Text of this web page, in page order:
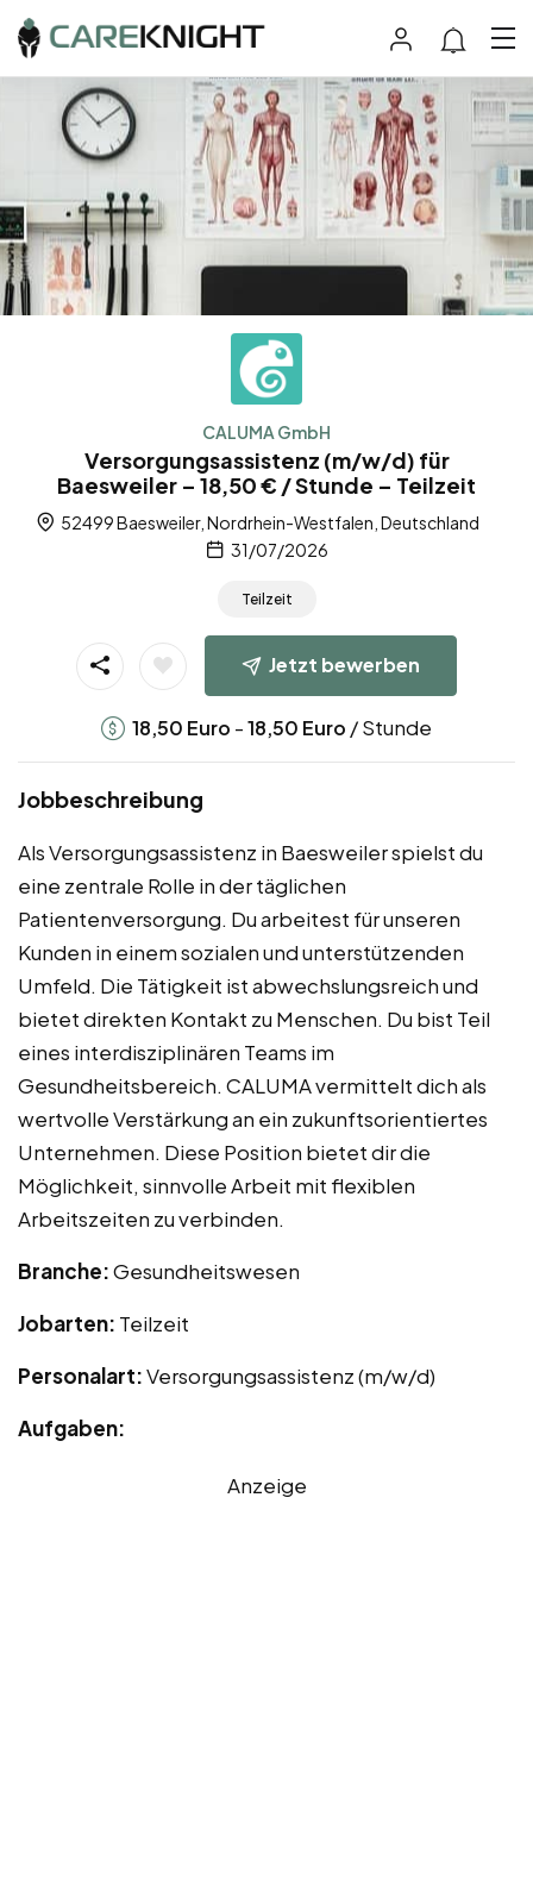
CALUMA GmbH
Versorgungsassistenz (m/w/d) für
Baesweiler – 18,50 € / Stunde – Teilzeit
52499 Baesweiler, Nordrhein-Westfalen, Deutschland
31/07/2026
Teilzeit
Jetzt bewerben
18,50 Euro -18,50 Euro / Stunde
Jobbeschreibung
Als Versorgungsassistenz in Baesweiler spielst du
eine zentrale Rolle in der täglichen
Patientenversorgung. Du arbeitest für unseren
Kunden in einem sozialen und unterstützenden
Umfeld. Die Tätigkeit ist abwechslungsreich und
bietet direkten Kontakt zu Menschen. Du bist Teil
eines interdisziplinären Teams im
Gesundheitsbereich. CALUMA vermittelt dich als
wertvolle Verstärkung an ein zukunftsorientiertes
Unternehmen. Diese Position bietet dir die
Möglichkeit, sinnvolle Arbeit mit flexiblen
Arbeitszeiten zu verbinden.
Branche:Gesundheitswesen
Jobarten: Teilzeit
Personalart:Versorgungsassistenz (m/w/d)
Aufgaben:
Anzeige